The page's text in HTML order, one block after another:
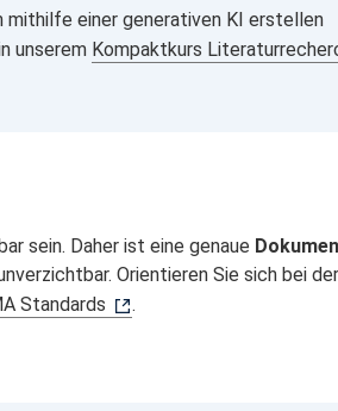
mithilfe einer generativen KI erstellen
unserem Kompaktkurs
sein. Daher ist eine genaue
Orientieren Sie sich bei der
Standards .